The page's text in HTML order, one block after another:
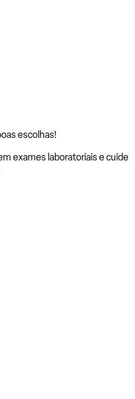
escolhas!
exames laboratoriais e cuide